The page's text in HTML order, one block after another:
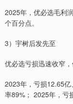
2025年，优必选毛利
个百分点。
3）宇树后发先至
优必选亏损迅速收窄
2023年，亏损12.65
率89%； 2025年，亏